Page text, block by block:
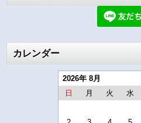
カレンダー
2026年 8月
日
月 火 水